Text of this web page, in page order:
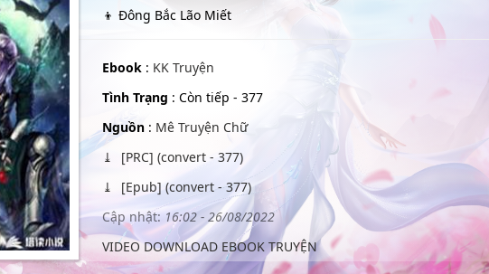
👦 Đông Bắc Lão Miết
Ebook : KK Truyện
Tình Trạng : Còn tiếp - 377
Nguồn: Mê Truyện Chữ
[PRC] (convert - 377)
[Epub] (convert - 377)
Cập nhật:16:02 - 26/08/2022
VIDEO DOWNLOAD EBOOK TRUYỆN